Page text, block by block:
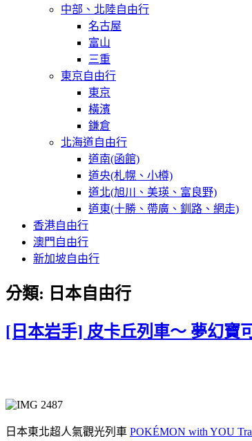
中部、北陸自由行
名古屋
富山
三重
東京自由行
東京
橫濱
鎌倉
北海道自由行
道南(函館)
道央(札幌、小樽)
道北(旭川、美瑛、富良野)
道東(十勝、帶廣、釧路、網走)
香港自由行
澳門自由行
新加坡自由行
分類: 日本自由行
[日本岩手] 皮卡丘列車～ 夢幻寶
日本東北超人氣觀光列車 POKÉMON with YOU